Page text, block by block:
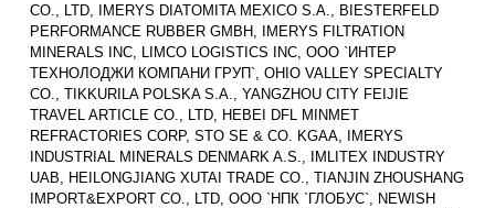
CO., LTD, IMERYS DIATOMITA MEXICO S.A., BIESTERFELD
PERFORMANCE RUBBER GMBH, IMERYS FILTRATION
MINERALS INC, LIMCO LOGISTICS INC, ООО `ИНТЕР
ТЕХНОЛОДЖИ КОМПАНИ ГРУП`, OHIO VALLEY SPECIALTY
CO., TIKKURILA POLSKA S.A., YANGZHOU CITY FEIJIE
TRAVEL ARTICLE CO., LTD, HEBEI DFL MINMET
REFRACTORIES CORP, STO SE & CO. KGAA, IMERYS
INDUSTRIAL MINERALS DENMARK A.S., IMLITEX INDUSTRY
UAB, HEILONGJIANG XUTAI TRADE CO., TIANJIN ZHOUSHANG
IMPORT&EXPORT CO., LTD, ООО `НПК `ГЛОБУС`, NEWISH